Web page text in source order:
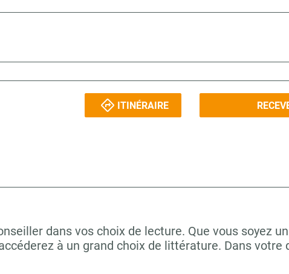
ITINÉRAIRE
dans vos choix de lecture. Que vous soyez
à un grand choix de littérature. Dans